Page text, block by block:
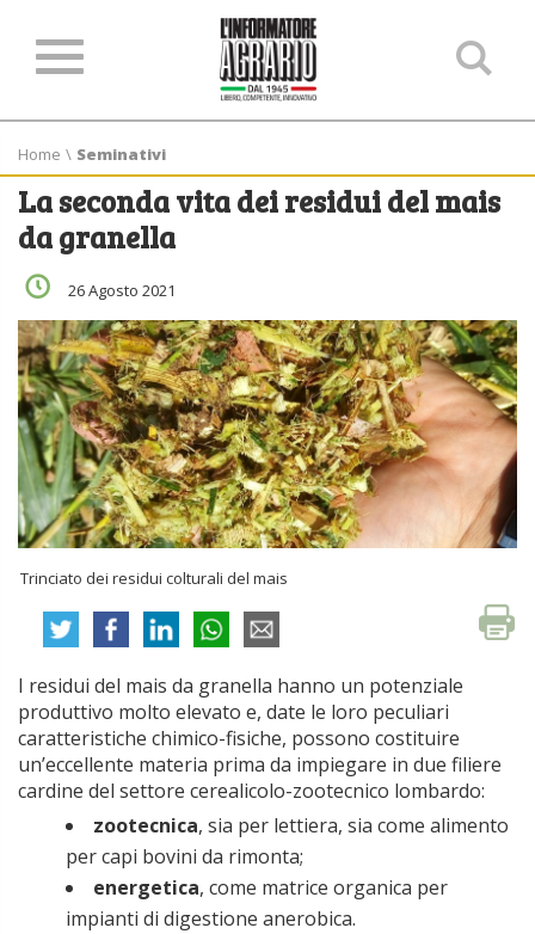
Home \ Seminativi
La seconda vita dei residui del mais
da granella
26 Agosto 2021
Trinciato dei residui colturali del mais
I residui del mais da granella hanno un potenziale
produttivo molto elevato e, date le loro peculiari
caratteristiche chimico-fisiche, possono costituire
un’eccellente materia prima da impiegare in due filiere
cardine del settore cerealicolo-zootecnico lombardo:
zootecnica, sia per lettiera, sia come alimento
per capi bovini da rimonta;
energetica, come matrice organica per
impianti di digestione anerobica.